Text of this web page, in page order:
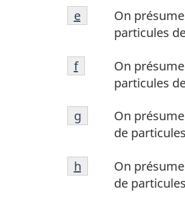
de
page
Notes
de
de
page
On
particules
Retour à la
e
Notes
de
de
page
On
particules
Retour à la
f
Notes
de
de
page
On
de
Retour à la
g
Notes
de
On
de
Retour à la
h